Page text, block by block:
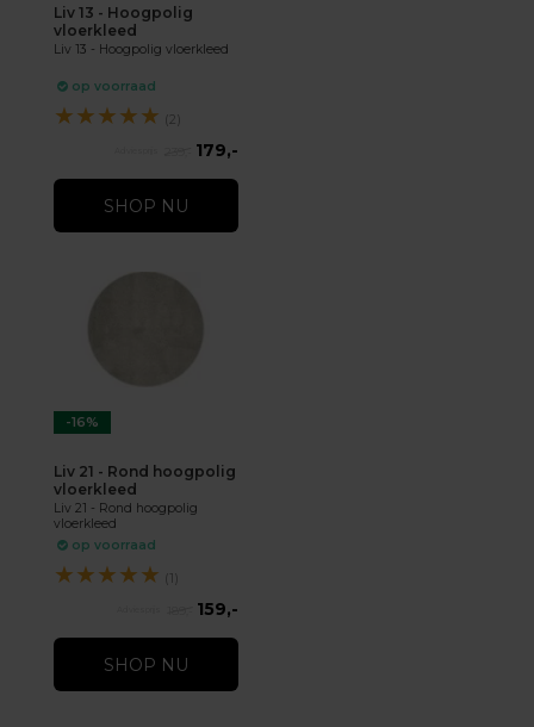
Liv 13 - Hoogpolig
vloerkleed
Liv 13 - Hoogpolig vloerkleed
op voorraad
★★★★★ (2)
179,-
SHOP NU
-16%
Liv 21 - Rond hoogpolig
vloerkleed
Liv 21 - Rond hoogpolig
vloerkleed
op voorraad
★★★★★ (1)
159,-
SHOP NU